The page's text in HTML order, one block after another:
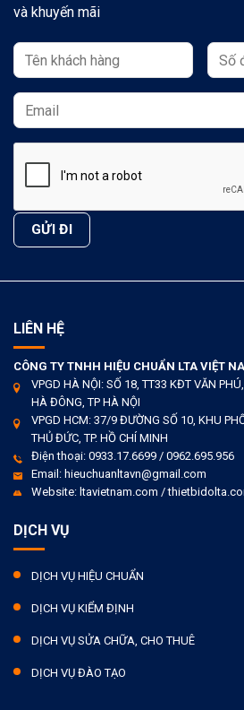
và khuyến mãi
LIÊN HỆ
CÔNG TY TNHH HIỆU CHUẨN LTA VIỆT
VPGD HÀ NỘI: SỐ 18, TT33 KĐT VĂN
HÀ ĐÔNG, TP HÀ NỘI
VPGD HCM: 37/9 ĐƯỜNG SỐ 10, KHU
THỦ ĐỨC, TP. HỒ CHÍ MINH
Điện thoại: 0933.17.6699 / 0962.695.956
Email: hieuchuanltavn@gmail.com
Website: ltavietnam.com /
DỊCH VỤ
DỊCH VỤ HIỆU CHUẨN
DỊCH VỤ KIỂM ĐỊNH
DỊCH VỤ SỬA CHỮA, CHO THUÊ
DỊCH VỤ ĐÀO TẠO